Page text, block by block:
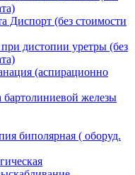
Диспорт (без стоимости
дистопии уретры (без
(аспирационно
бартолиниевой железы
биполярная ( оборуд.